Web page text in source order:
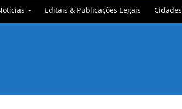
Editais & Publicações Legais Cidades